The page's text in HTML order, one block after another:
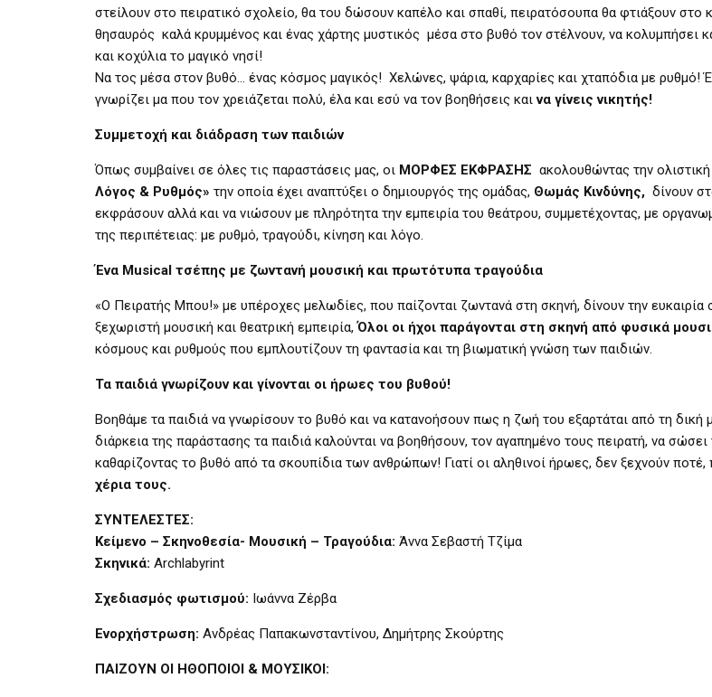
στείλουν στο πειρατικό σχολείο, θα του δώσουν καπέλο και σπαθί, πειρατόσουπα θα φτιάξουν στο
θησαυρός καλά κρυμμένος και ένας χάρτης μυστικός μέσα στο βυθό τον στέλνουν, να κολυμπήσει
και κοχύλια το μαγικό νησί!
Να τος μέσα στον βυθό… ένας κόσμος μαγικός! Χελώνες, ψάρια, καρχαρίες και χταπόδια με ρυθμό!
γνωρίζει μα που τον χρειάζεται πολύ, έλα και εσύ να τον βοηθήσεις καινα γίνεις νικητής!
Συμμετοχή και διάδραση των παιδιών
Όπως συμβαίνει σε όλες τις παραστάσεις μας, οι ΜΟΡΦΕΣ ΕΚΦΡΑΣΗΣ ακολουθώντας την
Λόγος & Ρυθμός» την οποία έχει αναπτύξει ο δημιουργός της ομάδας, Θωμάς Κινδύνης, δίνουν
εκφράσουν αλλά και να νιώσουν με πληρότητα την εμπειρία του θεάτρου, συμμετέχοντας, με
της περιπέτειας: με ρυθμό, τραγούδι, κίνηση και λόγο.
Ένα Musical τσέπης με ζωντανή μουσική και πρωτότυπα τραγούδια
«Ο Πειρατής Μπου!» με υπέροχες μελωδίες, που παίζονται ζωντανά στη σκηνή, δίνουν την ευκαιρία
ξεχωριστή μουσική και θεατρική εμπειρία,Όλοι οι ήχοι παράγονται στη σκηνή από φυσικά
κόσμους και ρυθμούς που εμπλουτίζουν τη φαντασία και τη βιωματική γνώση των παιδιών.
Τα παιδιά γνωρίζουν και γίνονται οι ήρωες του βυθού!
Βοηθάμε τα παιδιά να γνωρίσουν το βυθό και να κατανοήσουν πως η ζωή του εξαρτάται από τη δική
διάρκεια της παράστασης τα παιδιά καλούνται να βοηθήσουν, τον αγαπημένο τους πειρατή, να
καθαρίζοντας το βυθό από τα σκουπίδια των ανθρώπων! Γιατί οι αληθινοί ήρωες, δεν ξεχνούν
χέρια τους.
ΣΥΝΤΕΛΕΣΤΕΣ:
Κείμενο – Σκηνοθεσία- Μουσική – Τραγούδια: Άννα Σεβαστή Τζίμα
Σκηνικά: Archlabyrint
Σχεδιασμός φωτισμού: Ιωάννα Ζέρβα
Ενορχήστρωση: Ανδρέας Παπακωνσταντίνου, Δημήτρης Σκούρτης
ΠΑΙΖΟΥΝ ΟΙ ΗΘΟΠΟΙΟΙ & ΜΟΥΣΙΚΟΙ: